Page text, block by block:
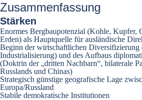
Zusammenfassung
Stärken
Enormes Bergbaupotenzial (Kohle, Kupfer,
Erden) als Hauptquelle für ausländische
Beginn der wirtschaftlichen Diversifizierung
Industrialisierung) und des Aufbaus
(Doktrin der „dritten Nachbarn“, bilaterale
Russlands und Chinas)
Strategisch günstige geografische Lage
Europa/Russland
Stabile demokratische Institutionen